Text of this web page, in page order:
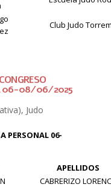
Club Judo
06-08/06/2025
, Judo
PERSONAL 06-
APELLIDOS
CABRERIZO